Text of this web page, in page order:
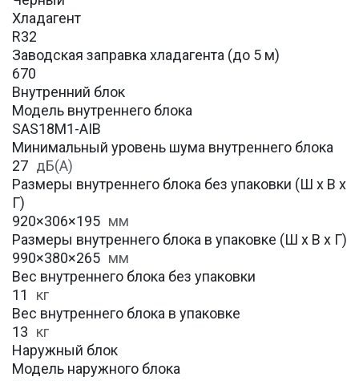
Хладагент
R32
Заводская заправка хладагента (до 5 м)
670
Внутренний блок
Модель внутреннего блока
SAS18M1-AIB
Минимальный уровень шума внутреннего блока
27 дБ(А)
Размеры внутреннего блока без упаковки (Ш х В х
Г)
920×306×195 мм
Размеры внутреннего блока в упаковке (Ш х В х Г)
990×380×265 мм
Вес внутреннего блока без упаковки
11
кг
Вес внутреннего блока в упаковке
13 кг
Наружный блок
Модель наружного блока